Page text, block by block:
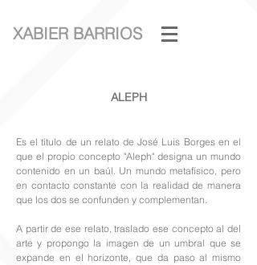
XABIER BARRIOS
ALEPH
Es el título de un relato de José Luis Borges en el
que el propio concepto "Aleph" designa un mundo
contenido en un baúl. Un mundo metafísico, pero
en contacto constante con la realidad de manera
que los dos se confunden y complementan.
A partir de ese relato, traslado ese concepto al del
arte y propongo la imagen de un umbral que se
expande en el horizonte, que da paso al mismo